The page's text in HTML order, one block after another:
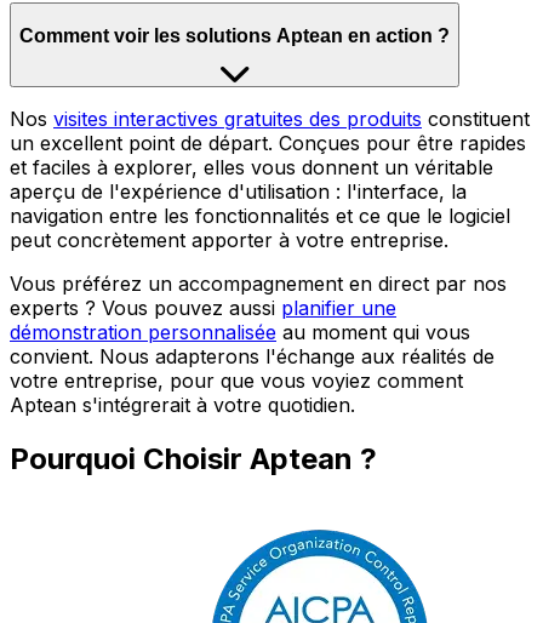
Comment voir les solutions Aptean en action ?
Nos visites interactives gratuites des produits constituent
un excellent point de départ. Conçues pour être rapides
et faciles à explorer, elles vous donnent un véritable
aperçu de l'expérience d'utilisation : l'interface, la
navigation entre les fonctionnalités et ce que le logiciel
peut concrètement apporter à votre entreprise.
Vous préférez un accompagnement en direct par nos
experts ? Vous pouvez aussi planifier une
démonstration personnalisée au moment qui vous
convient. Nous adapterons l'échange aux réalités de
votre entreprise, pour que vous voyiez comment
Aptean s'intégrerait à votre quotidien.
Pourquoi Choisir Aptean ?